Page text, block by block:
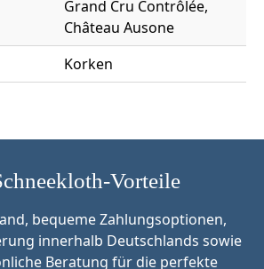
Grand Cru Contrôlée,
Château Ausone
Korken
Vorteile
bequeme Zahlungsoptionen,
innerhalb Deutschlands sowie
Beratung für die perfekte